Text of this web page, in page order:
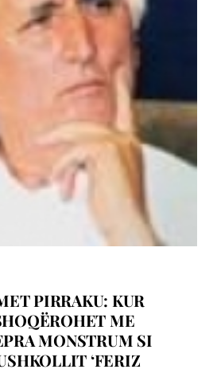
PIRRAKU: KUR
ME
MONSTRUM SI
‘FERIZ